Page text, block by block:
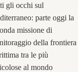
gli occhi sul
parte oggi la
missione di
della frontiera
tra le più
al mondo